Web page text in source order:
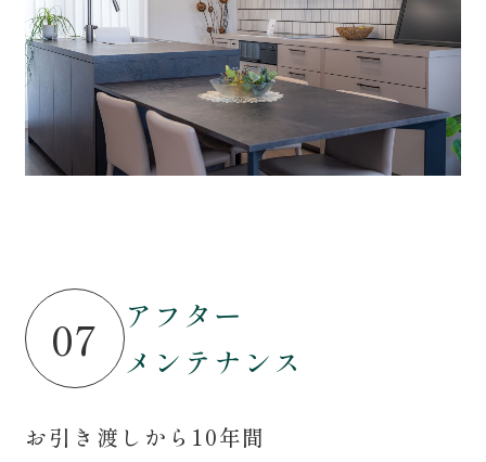
07
アフター
メンテナンス
お引き渡しから10年間